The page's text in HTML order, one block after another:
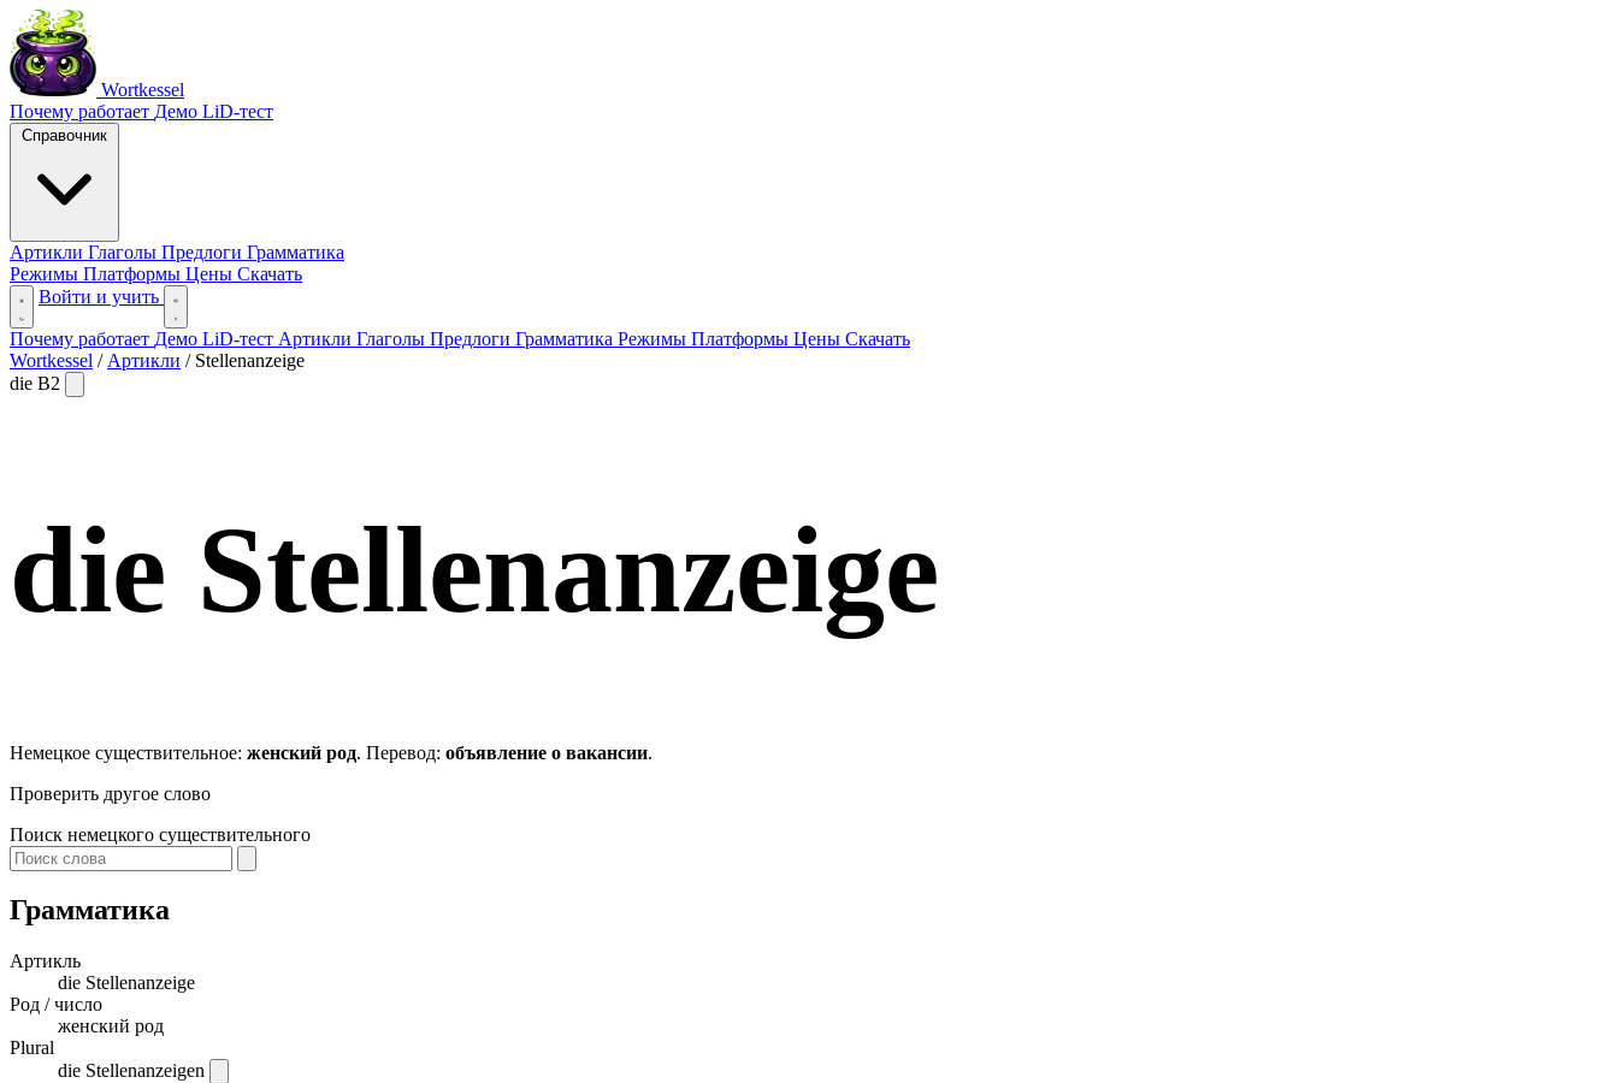
Wortkessel
Почему работает Демо LiD-тест
Справочник
Артикли Глаголы Предлоги Грамматика
Режимы Платформы Цены Скачать
Войти и учить
Почему работает Демо LiD-тест Артикли Глаголы Предлоги Грамматика Режимы Платформы Цены Скачать
Wortkessel / Артикли / Stellenanzeige
die B2
die Stellenanzeige
Немецкое существительное: женский род. Перевод: объявление о вакансии.
Проверить другое слово
Поиск немецкого существительного
Грамматика
Артикль
die Stellenanzeige
Род / число
женский род
Plural
die Stellenanzeigen